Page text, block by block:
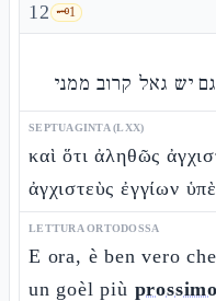
12 🗝️1
יש גאל קרוב ממני
SEPTUAGINTA (LXX)
καὶ ὅτι ἀληθῶς
ἀγχιστεὺς ἐγγίων
LETTURA ORTODOSSA
E ora, è ben vero
un goèl più prossimo